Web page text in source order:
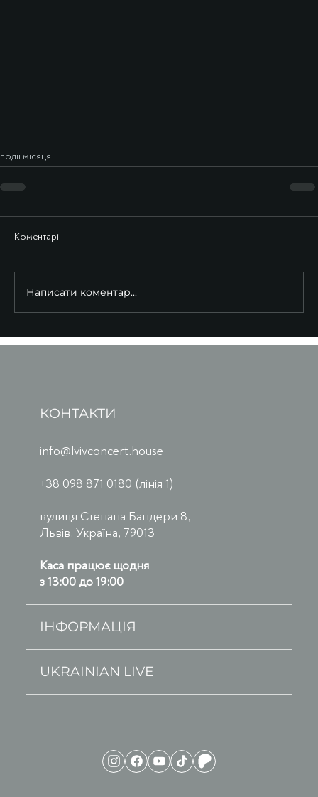
події місяця
Коментарі
Написати коментар...
КОНТАКТИ
info@lvivconcert.house
+38 098 871 0180 (лінія 1)
вулиця Степана Бандери 8,
Львів, Україна, 79013
Каса працює щодня
з 13:00 до 19:00
ІНФОРМАЦІЯ
UKRAINIAN LIVE